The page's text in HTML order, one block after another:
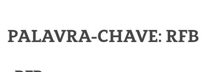
PALAVRA-CHAVE: RFB